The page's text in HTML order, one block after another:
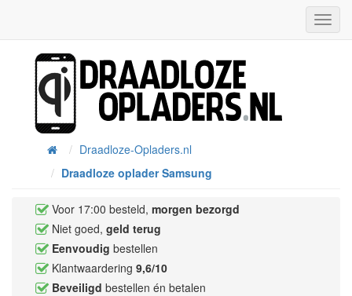
HomeDraadloze-Opladers.nl
Draadloze oplader Samsung
Voor 17:00 besteld, morgen bezorgd
Niet goed, geld terug
Eenvoudig bestellen
Klantwaardering 9,6/10
Beveiligd bestellen én betalen